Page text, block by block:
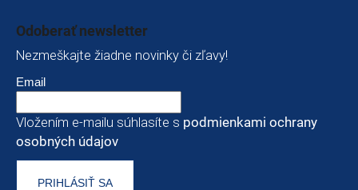
Odoberať newsletter
Nezmeškajte žiadne novinky či zľavy!
Email
Vložením e-mailu súhlasíte s podmienkami ochrany
osobných údajov
PRIHLÁSIŤ SA